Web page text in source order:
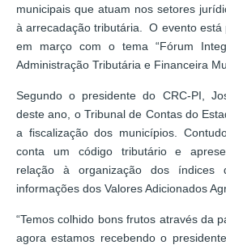
municipais que atuam nos setores
à arrecadação tributária. O evento está
em março com o tema “Fórum
Administração Tributária e Financeira
Segundo o presidente do CRC-PI,
deste ano, o Tribunal de Contas do
a fiscalização dos municípios.
conta um código tributário e
relação à organização dos índices
informações dos Valores Adicionados
“Temos colhido bons frutos através da
agora estamos recebendo o